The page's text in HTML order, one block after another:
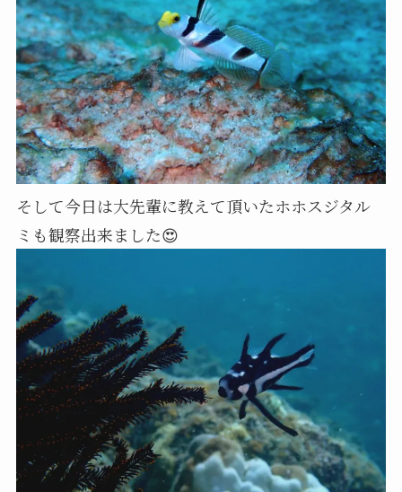
そして今日は大先輩に教えて頂いたホホスジタル
ミも観察出来ました😍